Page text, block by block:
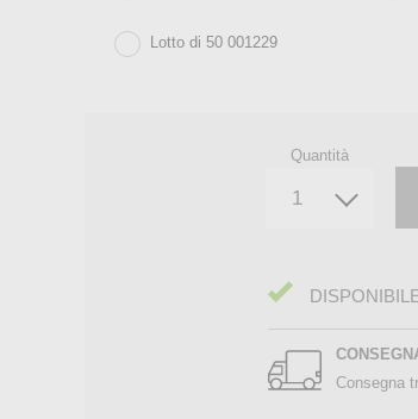
Lotto di 50 001229
Quantità
Consegna